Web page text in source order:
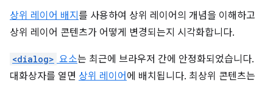
상위 레이어 배지 를 사용하여 상위 레이어의 개념을 이해하고
상위 레이어 콘텐츠가 어떻게 변경되는지 시각화합니다.
<dialog> 요소는 최근에 브라우저 간에 안정화되었습니다.
대화상자를 열면 상위 레이어 에 배치됩니다. 최상위 콘텐츠는